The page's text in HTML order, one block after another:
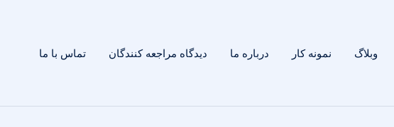
وبلاگ نمونه کار درباره ما دیدگاه مراجعه کنندگان تماس با ما